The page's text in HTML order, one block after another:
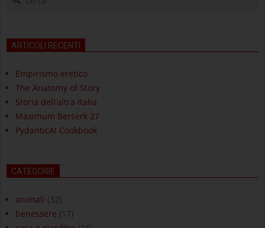
ARTICOLI RECENTI
Empirismo eretico
The Anatomy of Story
Storia dell’altra Italia
Maximum Berserk 27
PydanticAI Cookbook
CATEGORIE
animali (32)
benessere (17)